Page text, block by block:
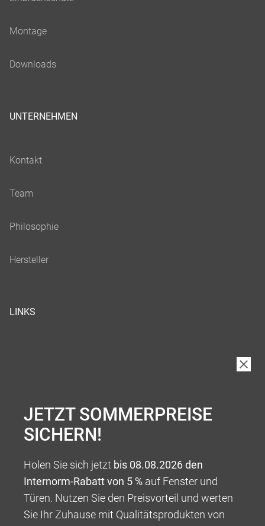
UNTERNEHMEN
LINKS
JETZT SOMMERPREISE
SICHERN!
Holen Sie sich jetzt bis 08.08.2026 den
Internorm-Rabatt von 5 % auf Fenster und
Türen. Nutzen Sie den Preisvorteil und werten
Sie Ihr Zuhause mit Qualitätsprodukten von